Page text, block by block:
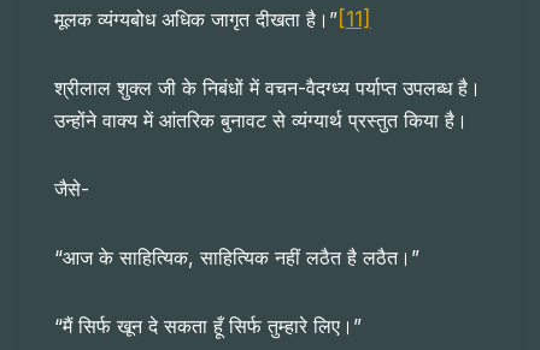
मूलक व्यंग्यबोध अधिक जागृत दीखता है।” [11]
श्रीलाल शुक्ल जी के निबंधों में वचन-वैदग्ध्य पर्याप्त उपलब्ध है।
उन्होंने वाक्य में आंतरिक बुनावट से व्यंग्यार्थ प्रस्तुत किया है।
जैसे-
“आज के साहित्यिक, साहित्यिक नहीं लठैत है लठैत।”
“मैं सिर्फ खून दे सकता हूँ सिर्फ तुम्हारे लिए।”